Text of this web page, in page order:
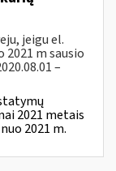
jeigu el.
m sausio
–
2021 metais
2021 m.